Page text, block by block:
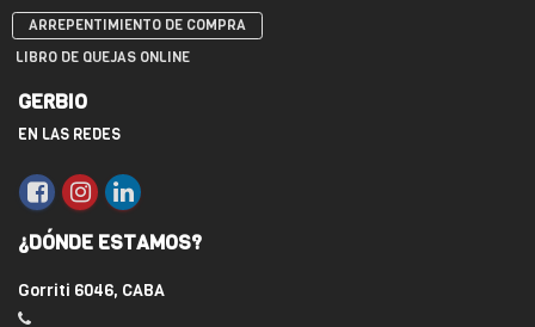
ARREPENTIMIENTO DE COMPRA
LIBRO DE QUEJAS ONLINE
GERBIO
EN LAS REDES
¿DÓNDE ESTAMOS?
Gorriti 6046, CABA